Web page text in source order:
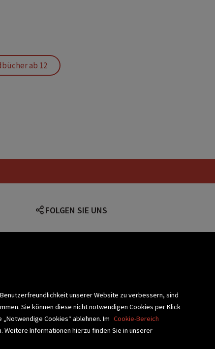
ab 12
FOLGEN SIE UNS
unserer Website zu verbessern, sind
Sie können diese nicht notwendigen Cookies per Klick
Cookies“ ablehnen. Im Cookie-Bereich
Weitere Informationen hierzu finden Sie in unserer